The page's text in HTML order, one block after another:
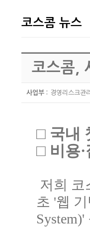
코스콤 뉴스
코스콤,
사업부 : 경영리스크관
□ 국내
□ 비용
저희 코
초 '웹
System)'